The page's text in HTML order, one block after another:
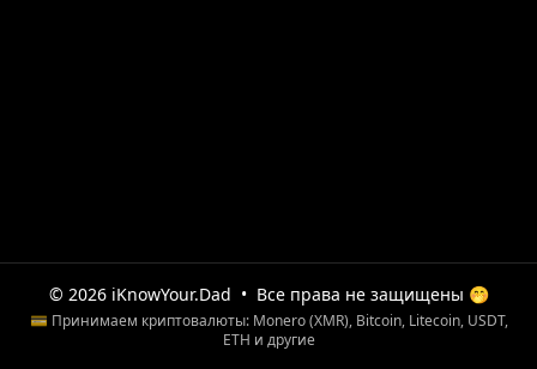
© 2026 iKnowYour.Dad • Все права не защищены 🤭
💳 Принимаем криптовалюты: Monero (XMR), Bitcoin, Litecoin, USDT,
ETH и другие